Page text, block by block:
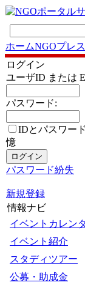
ホームNGOプレス
ログイン
ユーザID または
パスワード:
IDとパスワー
憶
パスワード紛失
新規登録
情報ナビ
イベントカレン
イベント紹介
スタディツアー
公募・助成金